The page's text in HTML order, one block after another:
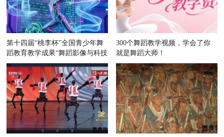
第十四届“桃李杯”全国青少年舞
蹈教育教学成果“舞蹈影像与科技
300个舞蹈教学视频，学会了你
就是舞蹈大师！